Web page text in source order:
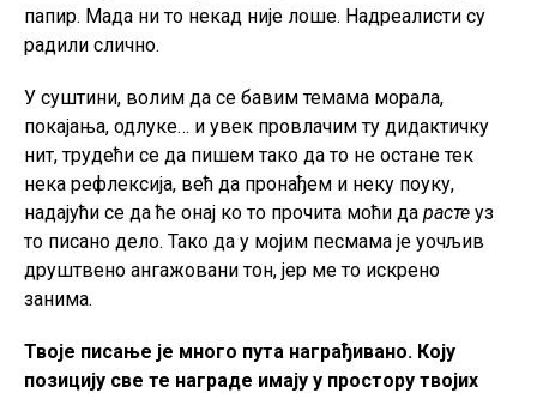
папир. Мада ни то некад није лоше. Надреалисти су
радили слично.
У суштини, волим да се бавим темама морала,
покајања, одлуке… и увек провлачим ту дидактичку
нит, трудећи се да пишем тако да то не остане тек
нека рефлексија, већ да пронађем и неку поуку,
надајући се да ће онај ко то прочита моћи да расте уз
то писано дело. Тако да у мојим песмама је уочљив
друштвено ангажовани тон, јер ме то искрено
занима.
Твоје писање је много пута награђивано. Коју
позицију све те награде имају у простору твојих